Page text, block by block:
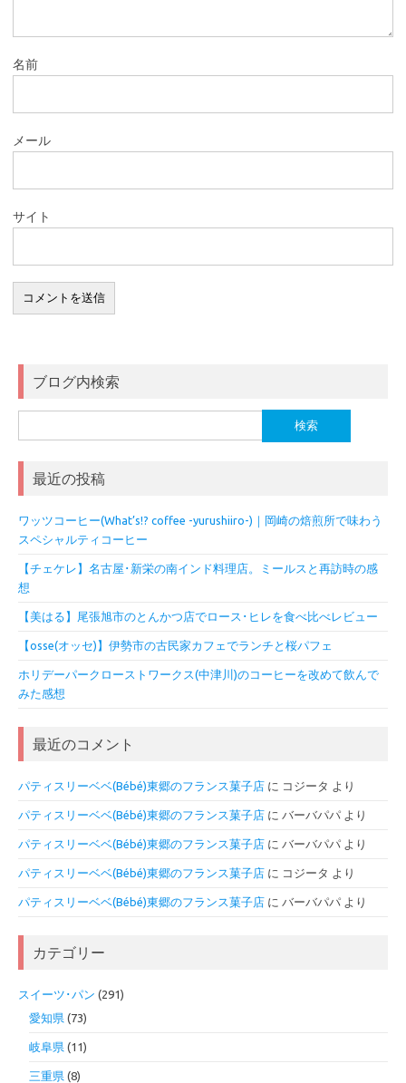
名前
メール
サイト
ブログ内検索
索:
最近の投稿
ワッツコーヒー(What’s!? coffee -yurushiiro-)｜岡崎の焙煎所で味わう
スペシャルティコーヒー
【チェケレ】名古屋･新栄の南インド料理店。ミールスと再訪時の感
想
【美はる】尾張旭市のとんかつ店でロース･ヒレを食べ比べレビュー
【osse(オッセ)】伊勢市の古民家カフェでランチと桜パフェ
ホリデーパークローストワークス(中津川)のコーヒーを改めて飲んで
みた感想
最近のコメント
パティスリーベベ(Bébé)東郷のフランス菓子店 に コジータ より
パティスリーベベ(Bébé)東郷のフランス菓子店 に バーバパパ より
パティスリーベベ(Bébé)東郷のフランス菓子店 に バーバパパ より
パティスリーベベ(Bébé)東郷のフランス菓子店 に コジータ より
パティスリーベベ(Bébé)東郷のフランス菓子店 に バーバパパ より
カテゴリー
スイーツ･パン (291)
愛知県 (73)
岐阜県 (11)
三重県 (8)